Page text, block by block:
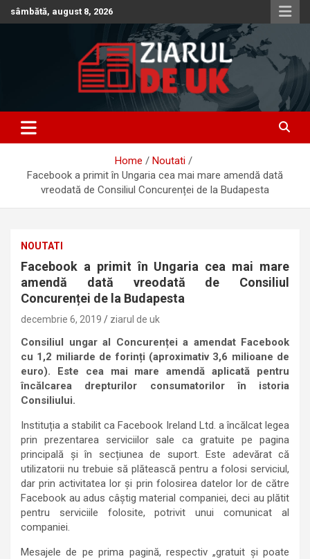
Skip
to
sâmbătă, august 8, 2026
Anunturi UK – Stiri UK – Ziarul
de UK – Ziar Romanesc UK –
Informatii Utile
Anunturi – Stiri – Informatii Utile
Home
Noutati
Facebook a primit în Ungaria cea mai mare amendă dată
vreodată de Consiliul Concurenței de la Budapesta
NOUTATI
Facebook a primit în Ungaria cea mai mare
amendă dată vreodată de Consiliul
Concurenței de la Budapesta
decembrie 6, 2019 ziarul de uk
Consiliul ungar al Concurenței a amendat Facebook
cu 1,2 miliarde de forinți (aproximativ 3,6 milioane de
euro). Este cea mai mare amendă aplicată pentru
încălcarea drepturilor consumatorilor în istoria
Consiliului.
Instituția a stabilit ca Facebook Ireland Ltd. a încălcat legea
prin prezentarea serviciilor sale ca gratuite pe pagina
principală și în secțiunea de suport. Este adevărat că
utilizatorii nu trebuie să plătească pentru a folosi serviciul,
dar prin activitatea lor și prin folosirea datelor lor de către
Facebook au adus câștig material companiei, deci au plătit
pentru serviciile folosite, potrivit unui comunicat al
companiei.
Mesajele de pe prima pagină, respectiv „gratuit și poate